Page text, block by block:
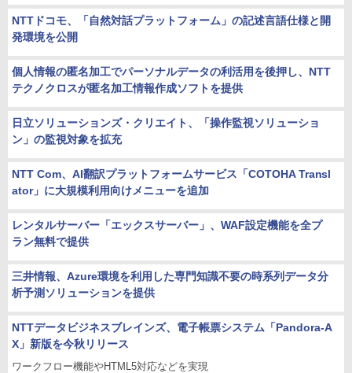
NTTドコモ、「自然対話プラットフォーム」の記述言語仕様と開
発環境を公開
個人情報の匿名加工でパーソナルデータの利活用を後押し、NTT
テクノクロスが匿名加工情報作成ソフトを提供
日立ソリューションズ・クリエイト、「操作監視ソリューショ
ン」の監視対象を拡充
NTT Com、AI翻訳プラットフォームサービス「COTOHA Transl
ator」に大規模利用向けメニューを追加
レンタルサーバー「エックスサーバー」、WAF設定機能を全プ
ラン無料で提供
三井情報、Azure環境を利用した専門知識不要の時系列データ分
析予測ソリューションを提供
NTTデータビジネスブレインズ、電子帳票システム「Pandora-A
X」新版を今秋リリース
ワークフロー機能やHTML5対応などを実現